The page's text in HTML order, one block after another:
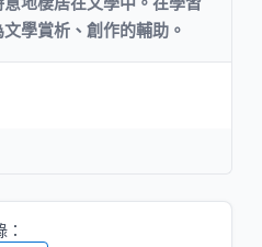
學賞析、創作的輔助。